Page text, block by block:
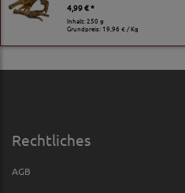
4,99 € *
Inhalt: 250 g
Grundpreis:19,96 € / Kg
Rechtliches
AGB